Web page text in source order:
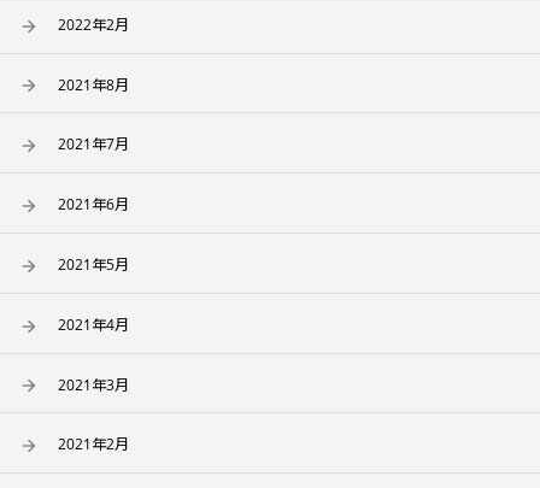
2022年2月
2021年8月
2021年7月
2021年6月
2021年5月
2021年4月
2021年3月
2021年2月